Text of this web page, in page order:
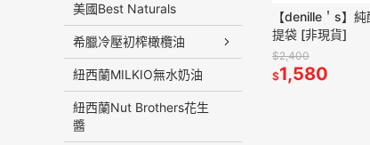
美國Best Naturals
希臘冷壓初榨橄欖油
紐西蘭MILKIO無水奶油
紐西蘭Nut Brothers花生
醬
【denille＇s】
提袋 [非現貨]
$2,400
$1,580